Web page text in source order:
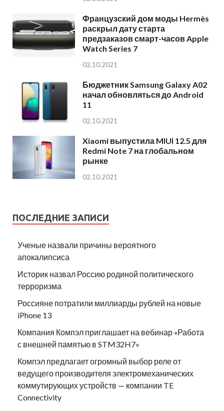
Французский дом моды Hermès
раскрыл дату старта
предзаказов смарт-часов Apple
Watch Series 7
02.10.2021
Бюджетник Samsung Galaxy A02
начал обновляться до Android
11
02.10.2021
Xiaomi выпустила MIUI 12.5 для
Redmi Note 7 на глобальном
рынке
02.10.2021
ПОСЛЕДНИЕ ЗАПИСИ
Ученые назвали причины вероятного
апокалипсиса
Историк назвал Россию родиной политического
терроризма
Россияне потратили миллиарды рублей на новые
iPhone 13
Компания Компэл приглашает на вебинар «Работа
с внешней памятью в STM32H7»
Компэл предлагает огромный выбор реле от
ведущего производителя электромеханических
коммутирующих устройств — компании TE
Connectivity